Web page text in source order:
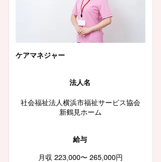
ケアマネジャー
法人名
社会福祉法人横浜市福祉サービス協会
新鶴見ホーム
給与
月収 223,000〜 265,000円